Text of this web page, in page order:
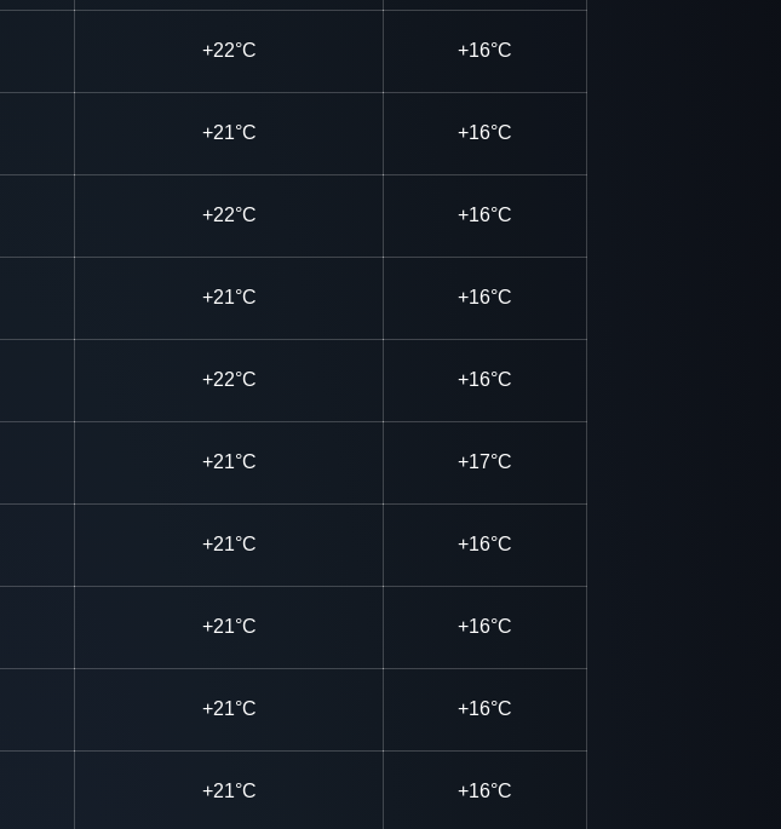
+22°C +16°C
+21°C +16°C
+22°C +16°C
+21°C +16°C
+22°C +16°C
+21°C +17°C
+21°C +16°C
+21°C +16°C
+21°C +16°C
+21°C +16°C